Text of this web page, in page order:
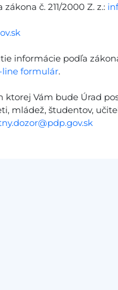
č. 211/2000 Z. z.:
informácie podľa
line formulár.
ktorej Vám bude Úrad
mládež, študentov,